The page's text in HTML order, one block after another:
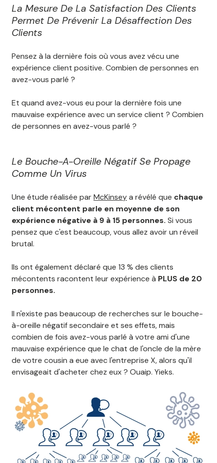
La Mesure De La Satisfaction Des Clients
Permet De Prévenir La Désaffection Des
Clients
Pensez à la dernière fois où vous avez vécu une
expérience client positive. Combien de personnes en
avez-vous parlé ?
Et quand avez-vous eu pour la dernière fois une
mauvaise expérience avec un service client ? Combien
de personnes en avez-vous parlé ?
Le Bouche-A-Oreille Négatif Se Propage
Comme Un Virus
Une étude réalisée parMcKinseya révélé que chaque
client mécontent parle en moyenne de son
expérience négative à 9 à 15 personnes. Si vous
pensez que c'est beaucoup, vous allez avoir un réveil
brutal.
Ils ont également déclaré que 13 % des clients
mécontents racontent leur expérience à PLUS de 20
personnes.
Il n'existe pas beaucoup de recherches sur le bouche-
à-oreille négatif secondaire et ses effets, mais
combien de fois avez-vous parlé à votre ami d'une
mauvaise expérience que le chat de l'oncle de la mère
de votre cousin a eue avec l'entreprise X, alors qu'il
envisageait d'acheter chez eux ? Ouaip. Yieks.